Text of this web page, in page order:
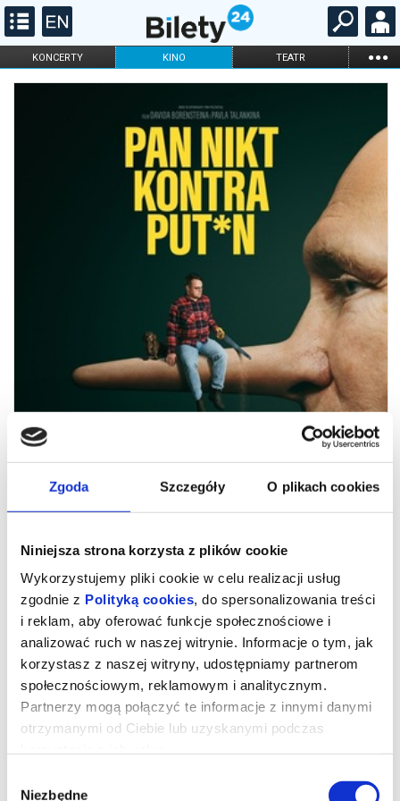
Zgoda Szczegóły O plikach cookies
Niniejsza strona korzysta z plików cookie
Wykorzystujemy pliki cookie w celu realizacji usług
zgodnie z Polityką cookies, do spersonalizowania treści
i reklam, aby oferować funkcje społecznościowe i
analizować ruch w naszej witrynie. Informacje o tym, jak
korzystasz z naszej witryny, udostępniamy partnerom
społecznościowym, reklamowym i analitycznym.
Partnerzy mogą połączyć te informacje z innymi danymi
otrzymanymi od Ciebie lub uzyskanymi podczas
Niezbędne
KONCERTY KINO TEATR ...
FILHARMONIA OPERA I BALET
ONLINE
Pan Nikt kontra Putin|Dkf
Pełen życia nauczyciel Pasha pracuje jako nauczyciel w tej samej
szkole podstawowej, do której uczęszczał jako dziecko w
Ukrainę w 2022 roku zmieniła wszystko. Nagle szkoła i
państwowej. Wkrótce jego uczniowie i członkowie ich rodzin